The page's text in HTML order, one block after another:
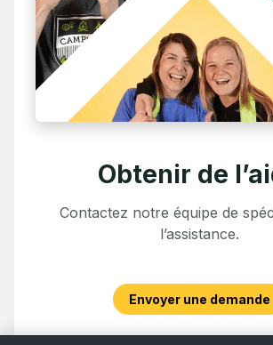
Obtenir de
Contactez notre équipe de
l’assistance.
Envoyer une demande